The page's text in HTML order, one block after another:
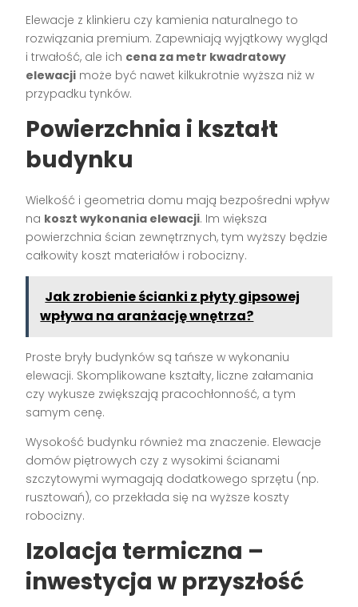
Elewacje z klinkieru czy kamienia naturalnego to
rozwiązania premium. Zapewniają wyjątkowy wygląd
i trwałość, ale ich cena za metr kwadratowy
elewacji może być nawet kilkukrotnie wyższa niż w
przypadku tynków.
Powierzchnia i kształt
budynku
Wielkość i geometria domu mają bezpośredni wpływ
na koszt wykonania elewacji. Im większa
powierzchnia ścian zewnętrznych, tym wyższy będzie
całkowity koszt materiałów i robocizny.
Jak zrobienie ścianki z płyty gipsowej
wpływa na aranżację wnętrza?
Proste bryły budynków są tańsze w wykonaniu
elewacji. Skomplikowane kształty, liczne załamania
czy wykusze zwiększają pracochłonność, a tym
samym cenę.
Wysokość budynku również ma znaczenie. Elewacje
domów piętrowych czy z wysokimi ścianami
szczytowymi wymagają dodatkowego sprzętu (np.
rusztowań), co przekłada się na wyższe koszty
robocizny.
Izolacja termiczna –
inwestycja w przyszłość